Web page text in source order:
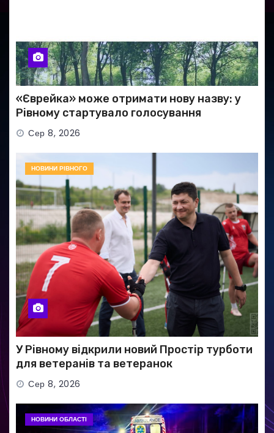
«Єврейка» може отримати нову назву: у
Рівному стартувало голосування
Сер 8, 2026
НОВИНИ РІВНОГО
У Рівному відкрили новий Простір турботи
для ветеранів та ветеранок
Сер 8, 2026
НОВИНИ ОБЛАСТІ